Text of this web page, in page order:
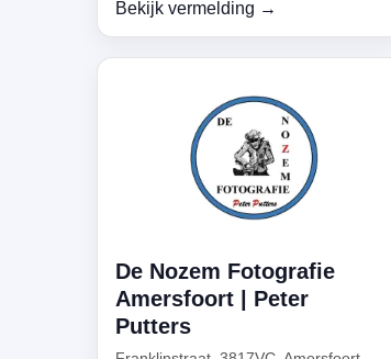
Bekijk vermelding →
De Nozem Fotografie
Amersfoort | Peter
Putters